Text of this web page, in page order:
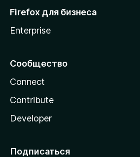
Firefox для бизнеса
Enterprise
Сообщество
Connect
Contribute
Developer
Подписаться